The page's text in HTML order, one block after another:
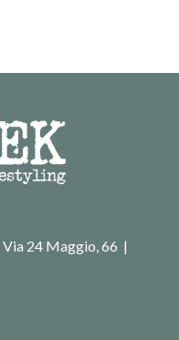
Via 24 Maggio, 66 |